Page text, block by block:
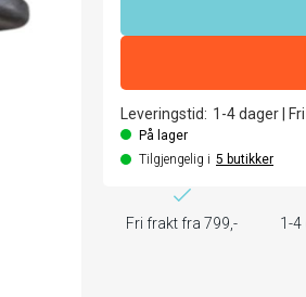
Leveringstid: 1-4dager
På lager
Tilgjengelig i 5 butikker
Fri frakt fra 799,- 1-4